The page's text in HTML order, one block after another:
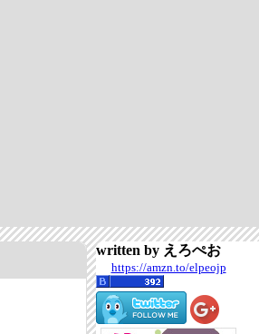
written by えろぺお
https://amzn.to/elpeojp